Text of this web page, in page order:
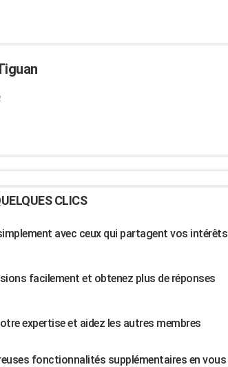
CLICS
avec ceux qui partagent vos intérêts
facilement et obtenez plus de réponses
expertise et aidez les autres membres
fonctionnalités supplémentaires en vous